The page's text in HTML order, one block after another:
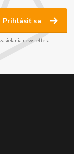
Prihlásiť sa
newslettera.